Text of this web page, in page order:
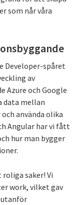
som når våra
Developer-spåret
av
Azure och Google
data mellan
använda olika
Angular har vi fått
hur man bygger
saker! Vi
work, vilket gav
utanför